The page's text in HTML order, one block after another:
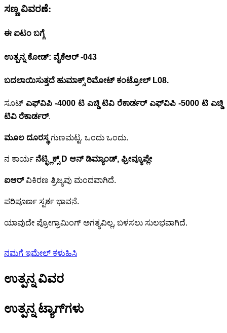
ಸಣ್ಣ ವಿವರಣೆ:
ಈ ಐಟಂ ಬಗ್ಗೆ
ಉತ್ಪನ್ನ ಕೋಡ್: ವೈಕೆಆರ್ -043
ಬದಲಾಯಿಸುತ್ತದೆ ಹುಮಾಕ್ಸ್ ರಿಮೋಟ್ ಕಂಟ್ರೋಲ್ L08.
ಸೂಟ್ ಎಫ್‌ವಿಪಿ -4000 ಟಿ ಎಚ್ಡಿ ಟಿವಿ ರೆಕಾರ್ಡರ್ ಎಫ್‌ವಿಪಿ -5000 ಟಿ ಎಚ್ಡಿ
ಟಿವಿ ರೆಕಾರ್ಡರ್.
ಮೂಲ ದೂರಸ್ಥ ಗುಣಮಟ್ಟ. ಒಂದು ಒಂದು.
ನ ಕಾರ್ಯ ನೆಟ್ಫ್ಲಿಕ್ಸ್ D ಆನ್ ಡಿಮ್ಯಾಂಡ್, ಫ್ರೀವ್ಯೂಪ್ಲೇ
ಐಆರ್ವಿಕಿರಣ ತ್ರಿಜ್ಯವು ಮಂದವಾಗಿದೆ.
ಪರಿಪೂರ್ಣ ಸ್ಪರ್ಶ ಭಾವನೆ.
ಯಾವುದೇ ಪ್ರೋಗ್ರಾಮಿಂಗ್ ಅಗತ್ಯವಿಲ್ಲ, ಬಳಸಲು ಸುಲಭವಾಗಿದೆ.
ನಮಗೆ ಇಮೇಲ್ ಕಳುಹಿಸಿ
ಉತ್ಪನ್ನ ವಿವರ
ಉತ್ಪನ್ನ ಟ್ಯಾಗ್‌ಗಳು